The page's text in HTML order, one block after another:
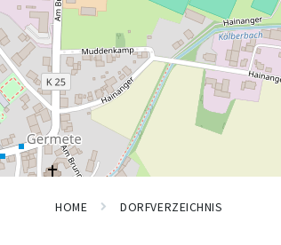
HOME DORFVERZEICHNIS